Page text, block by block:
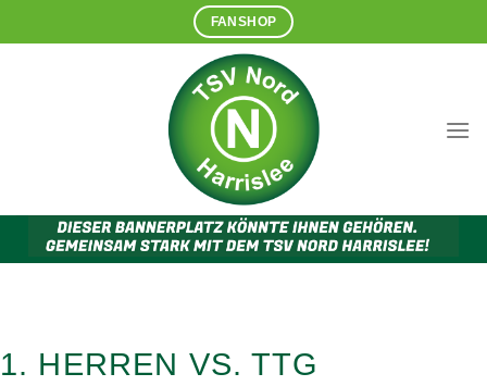
Inhalt
FANSHOP
1. HERREN VS. TTG